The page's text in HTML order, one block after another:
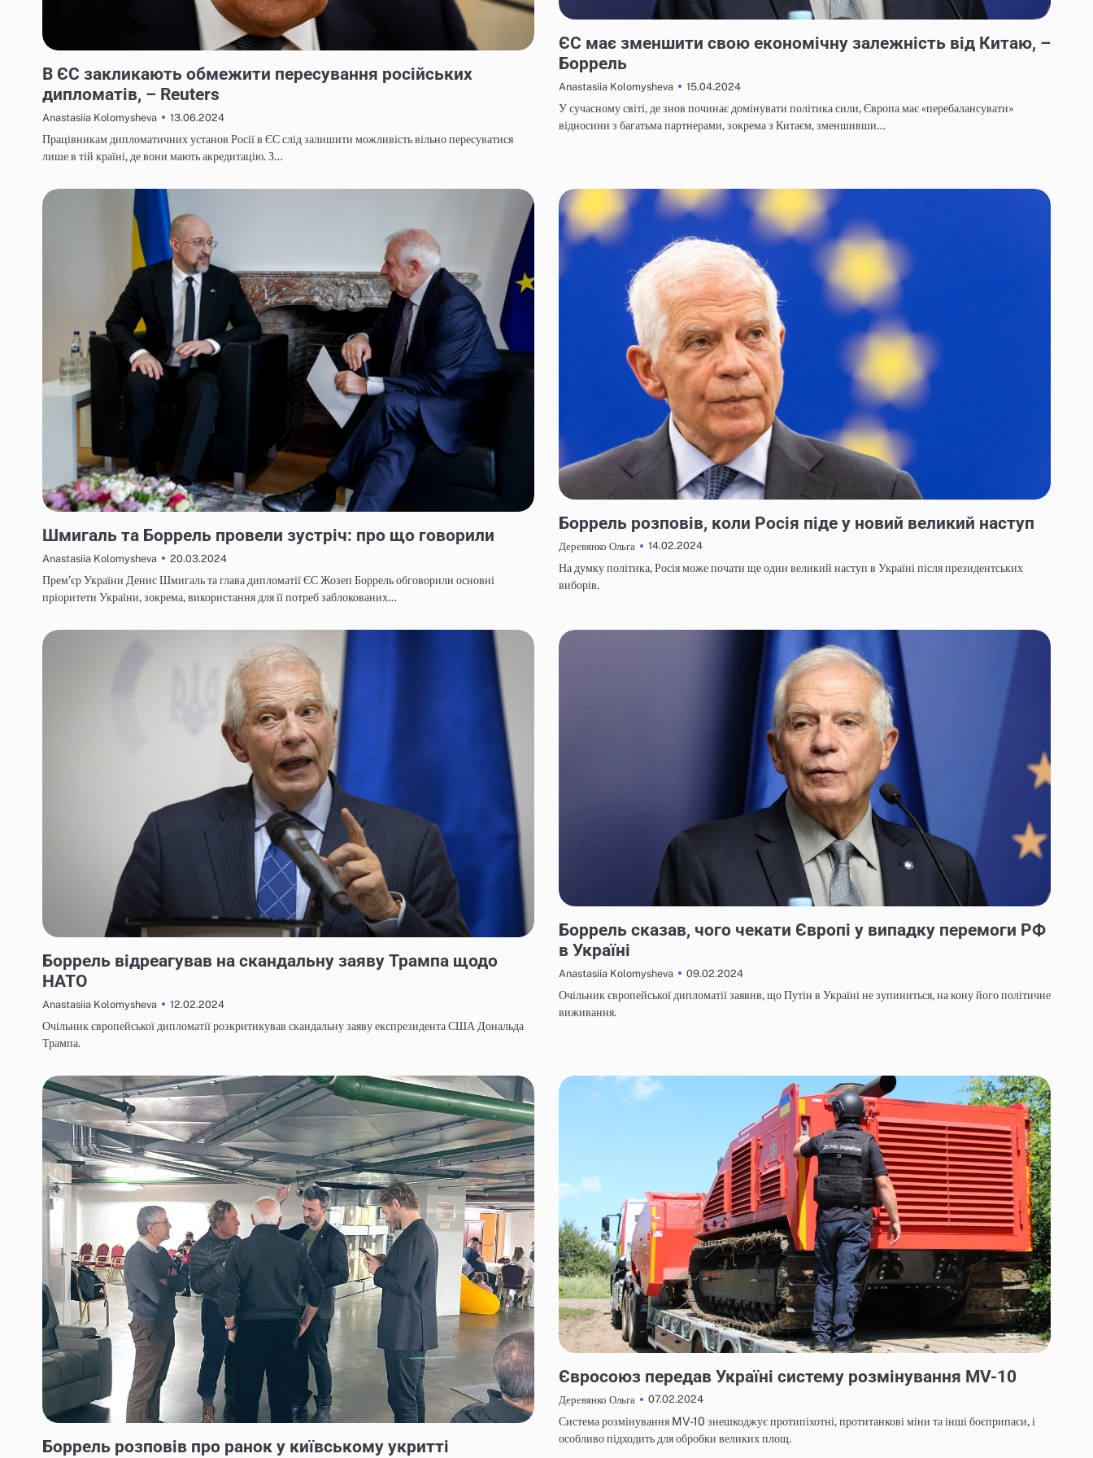
В ЄС закликають обмежити пересування російських
дипломатів, – Reuters
Anastasiia Kolomysheva 13.06.2024
Працівникам дипломатичних установ Росії в ЄС слід залишити можливість вільно пересуватися
лише в тій країні, де вони мають акредитацію. З…
ЄС має зменшити свою економічну залежність від Китаю, –
Боррель
Anastasiia Kolomysheva 15.04.2024
У сучасному світі, де знов починає домінувати політика сили, Європа має «перебалансувати»
відносини з багатьма партнерами, зокрема з Китаєм, зменшивши…
Шмигаль та Боррель провели зустріч: про що говорили
Anastasiia Kolomysheva 20.03.2024
Прем’єр України Денис Шмигаль та глава дипломатії ЄС Жозеп Боррель обговорили основні
пріоритети України, зокрема, використання для її потреб заблокованих…
Боррель розповів, коли Росія піде у новий великий наступ
Деревянко Ольга 14.02.2024
На думку політика, Росія може почати ще один великий наступ в Україні після президентських
виборів.
Боррель відреагував на скандальну заяву Трампа щодо
НАТО
Anastasiia Kolomysheva 12.02.2024
Очільник європейської дипломатії розкритикував скандальну заяву експрезидента США Дональда
Трампа.
Боррель сказав, чого чекати Європі у випадку перемоги РФ
в Україні
Anastasiia Kolomysheva 09.02.2024
Очільник європейської дипломатії заявив, що Путін в Україні не зупиниться, на кону його політичне
виживання.
Боррель розповів про ранок у київському укритті
Євросоюз передав Україні систему розмінування MV-10
Деревянко Ольга 07.02.2024
Система розмінування MV-10 знешкоджує протипіхотні, протитанкові міни та інші боєприпаси, і
особливо підходить для обробки великих площ.